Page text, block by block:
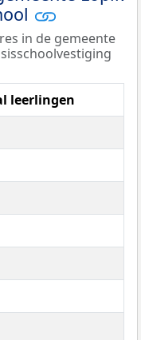
in de gemeente
leerlingen